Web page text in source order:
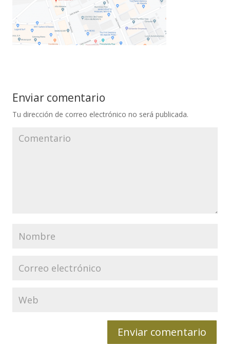
Enviar comentario
Tu dirección de correo electrónico no será publicada.